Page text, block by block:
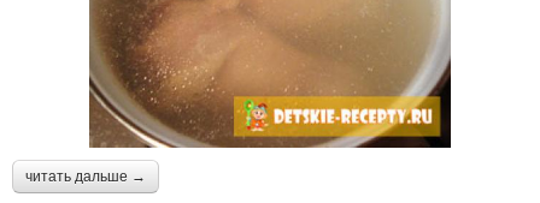
читать дальше →